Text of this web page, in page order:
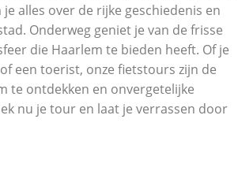
alles over de rijke geschiedenis en
Onderweg geniet je van de frisse
die Haarlem te bieden heeft. Of je
een toerist, onze fietstours zijn de
te ontdekken en onvergetelijke
nu je tour en laat je verrassen door